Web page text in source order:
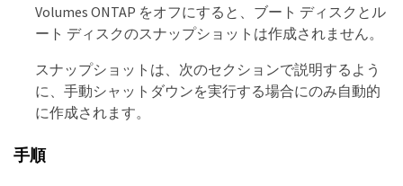
Volumes ONTAP をオフにすると、ブート ディスクとル
ート ディスクのスナップショットは作成されません。
スナップショットは、次のセクションで説明するよう
に、手動シャットダウンを実行する場合にのみ自動的
に作成されます。
手順